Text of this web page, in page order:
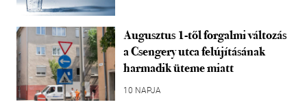
Augusztus 1-től forgalmi változás
a Csengery utca felújításának
harmadik üteme miatt
10 NAPJA